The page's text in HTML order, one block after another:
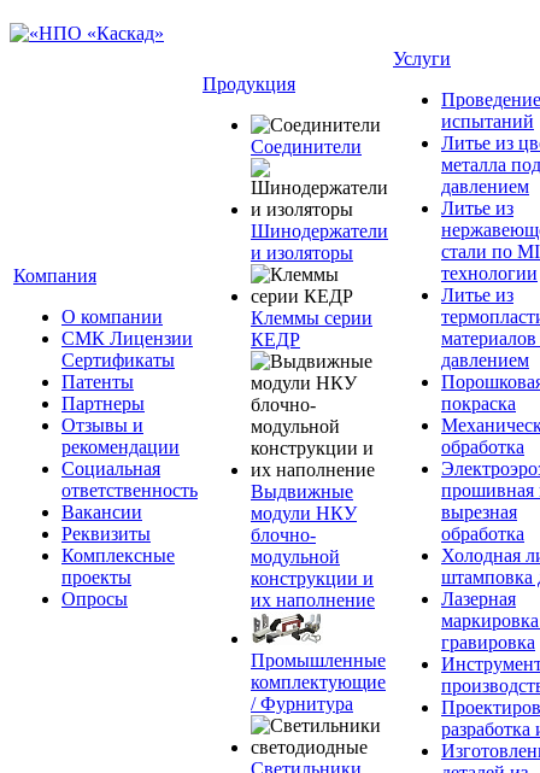
Компания
О компании
СМК Лицензии
Сертификаты
Патенты
Партнеры
Отзывы и
рекомендации
Социальная
ответственность
Вакансии
Реквизиты
Комплексные
проекты
Опросы
Продукция
Соединители
Шинодержатели
и изоляторы
Клеммы серии
КЕДР
Выдвижные
модули НКУ
блочно-
модульной
конструкции и
их наполнение
Промышленные
комплектующие
/ Фурнитура
Светильники
Услуги
Проведение
испытаний
Литье из
металла под
давлением
Литье из
стали по
технологии
Литье из
давлением
покраска
обработка
прошивная
вырезная
обработка
Холодная
штамповка
Лазерная
гравировка
разработка